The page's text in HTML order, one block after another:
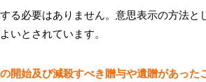
る必要はありません。意思表示の方法
いとされています。
開始及び減殺すべき贈与や遺贈があっ